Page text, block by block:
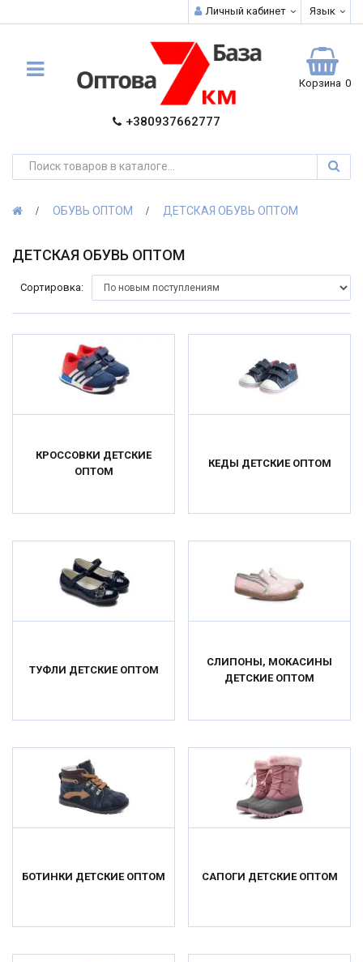
Личный кабинет Язык
+380937662777
Корзина 0
ОБУВЬ ОПТОМ ДЕТСКАЯ ОБУВЬ ОПТОМ
ДЕТСКАЯ ОБУВЬ ОПТОМ
Сортировка:
КРОССОВКИ ДЕТСКИЕ
ОПТОМ
КЕДЫ ДЕТСКИЕ ОПТОМ
ТУФЛИ ДЕТСКИЕ ОПТОМ
СЛИПОНЫ, МОКАСИНЫ
ДЕТСКИЕ ОПТОМ
БОТИНКИ ДЕТСКИЕ ОПТОМ САПОГИ ДЕТСКИЕ ОПТОМ